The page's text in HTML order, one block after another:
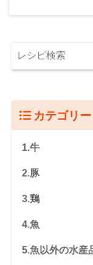
カテゴリー
1.牛
2.豚
3.鶏
4.魚
5.魚以外の水産